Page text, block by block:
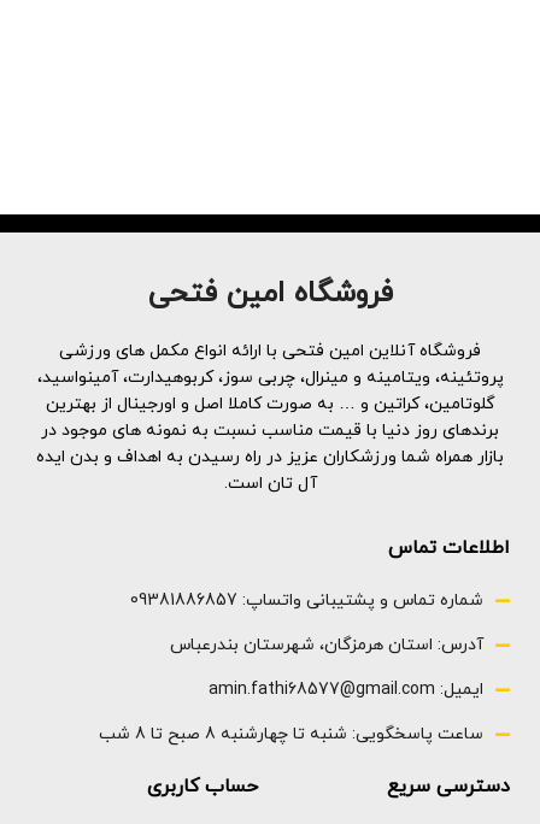
فروشگاه امین فتحی
فروشگاه آنلاین امین فتحی با ارائه انواع مکمل های ورزشی
پروتئینه، ویتامینه و مینرال، چربی سوز، کربوهیدارت، آمینواسید،
گلوتامین، کراتین و … به صورت کاملا اصل و اورجینال از بهترین
برندهای روز دنیا با قیمت مناسب نسبت به نمونه های موجود در
بازار همراه شما ورزشکاران عزیز در راه رسیدن به اهداف و بدن ایده
آل تان است.
اطلاعات تماس
شماره تماس و پشتیبانی واتساپ: 09381886857
آدرس: استان هرمزگان، شهرستان بندرعباس
ایمیل: amin.fathi68577@gmail.com
ساعت پاسخگویی: شنبه تا چهارشنبه 8 صبح تا 8 شب
دسترسی سریع حساب کاربری